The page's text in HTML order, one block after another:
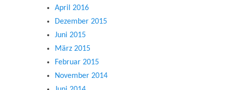
April 2016
Dezember 2015
Juni 2015
März 2015
Februar 2015
November 2014